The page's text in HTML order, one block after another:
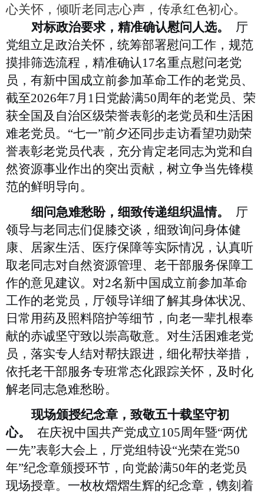
心关怀，倾听老同志心声，传承红色初心。
对标政治要求，精准确认慰问人选。
厅
党组立足政治关怀，统筹部署慰问工作，规范
摸排筛选流程，精准确认17名重点慰问老党
员，有新中国成立前参加革命工作的老党员、
截至2026年7月1日党龄满50周年的老党员、荣
获全国及自治区级荣誉表彰的老党员和生活困
难老党员。“七一”前夕还同步走访看望功勋荣
誉表彰老党员代表，充分肯定老同志为党和自
然资源事业作出的突出贡献，树立争当先锋模
范的鲜明导向。
细问急难愁盼，细致传递组织温情。
厅
领导与老同志们促膝交谈，细致询问身体健
康、居家生活、医疗保障等实际情况，认真听
取老同志对自然资源管理、老干部服务保障工
作的意见建议。对2名新中国成立前参加革命
工作的老党员，厅领导详细了解其身体状况、
日常用药及照料陪护等细节，向老一辈扎根奉
献的赤诚坚守致以崇高敬意。对生活困难老党
员，落实专人结对帮扶跟进，细化帮扶举措，
依托老干部服务专班常态化跟踪关怀，及时化
解老同志急难愁盼。
现场颁授纪念章，致敬五十载坚守初
心。
在庆祝中国共产党成立105周年暨“两优
一先”表彰大会上，厅党组特设“光荣在党50
年”纪念章颁授环节，向党龄满50年的老党员
现场授章。一枚枚熠熠生辉的纪念章，镌刻着